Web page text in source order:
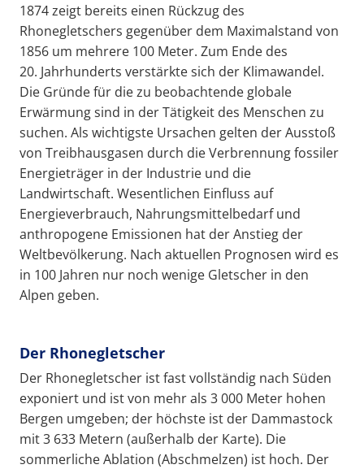
1874 zeigt bereits einen Rückzug des
Rhonegletschers gegenüber dem Maximalstand von
1856 um mehrere 100 Meter. Zum Ende des
20. Jahrhunderts verstärkte sich der Klimawandel.
Die Gründe für die zu beobachtende globale
Erwärmung sind in der Tätigkeit des Menschen zu
suchen. Als wichtigste Ursachen gelten der Ausstoß
von Treibhausgasen durch die Verbrennung fossiler
Energieträger in der Industrie und die
Landwirtschaft. Wesentlichen Einfluss auf
Energieverbrauch, Nahrungsmittelbedarf und
anthropogene Emissionen hat der Anstieg der
Weltbevölkerung. Nach aktuellen Prognosen wird es
in 100 Jahren nur noch wenige Gletscher in den
Alpen geben.
Der Rhonegletscher
Der Rhonegletscher ist fast vollständig nach Süden
exponiert und ist von mehr als 3 000 Meter hohen
Bergen umgeben; der höchste ist der Dammastock
mit 3 633 Metern (außerhalb der Karte). Die
sommerliche Ablation (Abschmelzen) ist hoch. Der